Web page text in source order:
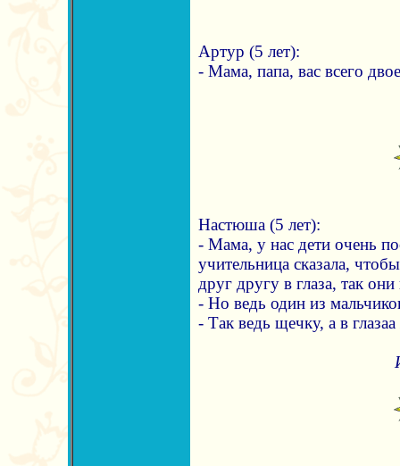
Артур (5 лет):
- Мама, папа, вас всего
Настюша (5 лет):
- Мама, у нас дети очень
учительница сказала,
друг другу в глаза, так
- Но ведь один из
- Так ведь щечку, а в